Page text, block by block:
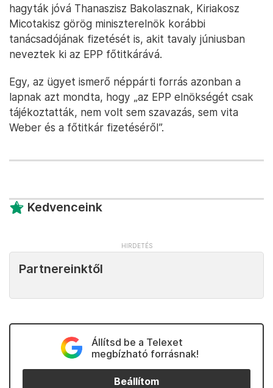
hagyták jóvá Thanaszisz Bakolasznak, Kiriakosz
Micotakisz görög miniszterelnök korábbi
tanácsadójának fizetését is, akit tavaly júniusban
neveztek ki az EPP főtitkárává.
Egy, az ügyet ismerő néppárti forrás azonban a
lapnak azt mondta, hogy „az EPP elnökségét csak
tájékoztatták, nem volt sem szavazás, sem vita
Weber és a főtitkár fizetéséről”.
Kedvenceink
Partnereinktől
Állítsd be a Telexet
megbízható forrásnak!
Beállítom